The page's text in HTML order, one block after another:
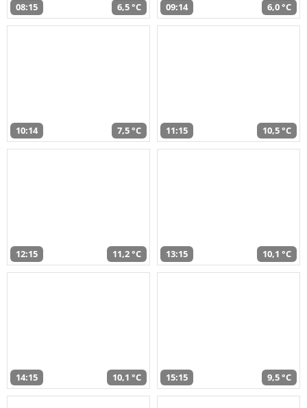
08:15 6,5 °C 09:14 6,0 °C
10:14 7,5 °C 11:15 10,5 °C
12:15 11,2 °C 13:15 10,1 °C
14:15 10,1 °C 15:15 9,5 °C